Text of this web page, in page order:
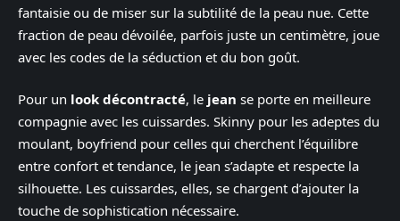
fantaisie ou de miser sur la subtilité de la peau nue. Cette
fraction de peau dévoilée, parfois juste un centimètre, joue
avec les codes de la séduction et du bon goût.
Pour un look décontracté, le jean se porte en meilleure
compagnie avec les cuissardes. Skinny pour les adeptes du
moulant, boyfriend pour celles qui cherchent l’équilibre
entre confort et tendance, le jean s’adapte et respecte la
silhouette. Les cuissardes, elles, se chargent d’ajouter la
touche de sophistication nécessaire.